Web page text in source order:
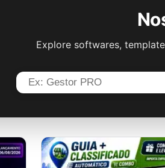
Explore softwares,
Search
for: